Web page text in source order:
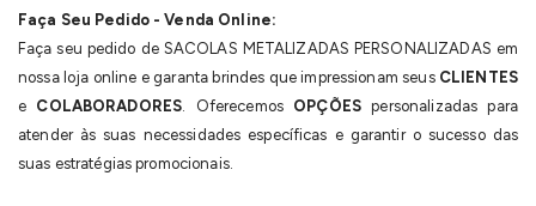
Faça Seu Pedido - Venda Online:
Faça seu pedido de SACOLAS METALIZADAS PERSONALIZADAS em
nossa loja online e garanta brindes que impressionam seus CLIENTES
e COLABORADORES. Oferecemos OPÇÕES personalizadas para
atender às suas necessidades específicas e garantir o sucesso das
suas estratégias promocionais.